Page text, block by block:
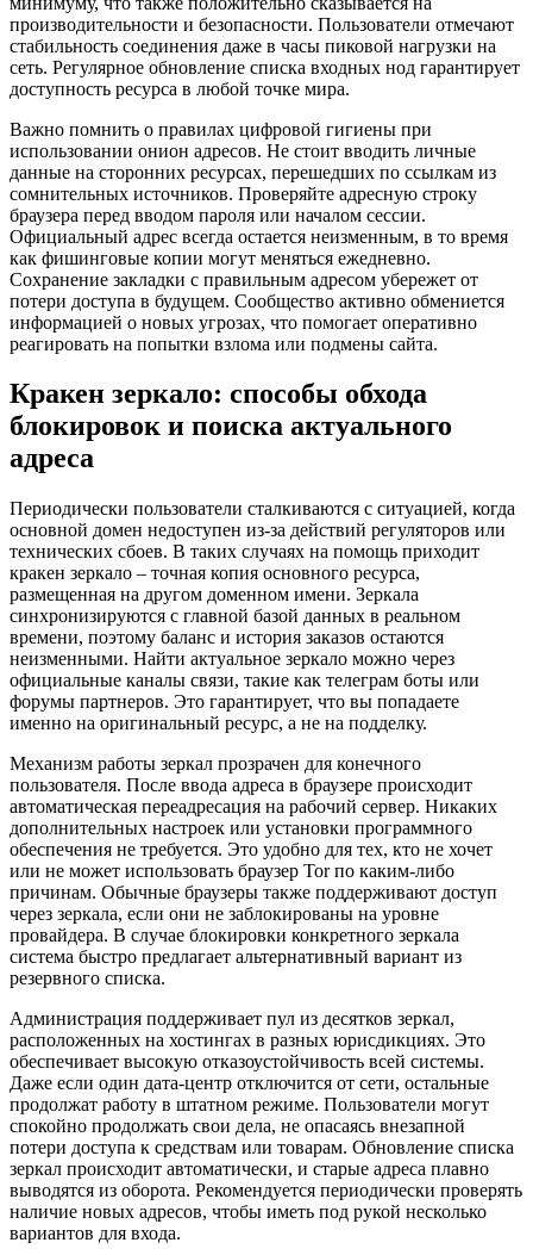
производительности и безопасности. Пользователи отмечают
стабильность соединения даже в часы пиковой нагрузки на
сеть. Регулярное обновление списка входных нод гарантирует
доступность ресурса в любой точке мира.
Важно помнить о правилах цифровой гигиены при
использовании онион адресов. Не стоит вводить личные
данные на сторонних ресурсах, перешедших по ссылкам из
сомнительных источников. Проверяйте адресную строку
браузера перед вводом пароля или началом сессии.
Официальный адрес всегда остается неизменным, в то время
как фишинговые копии могут меняться ежедневно.
Сохранение закладки с правильным адресом убережет от
потери доступа в будущем. Сообщество активно обмениется
информацией о новых угрозах, что помогает оперативно
реагировать на попытки взлома или подмены сайта.
Кракен зеркало: способы обхода
блокировок и поиска актуального
адреса
Периодически пользователи сталкиваются с ситуацией, когда
основной домен недоступен из-за действий регуляторов или
технических сбоев. В таких случаях на помощь приходит
кракен зеркало – точная копия основного ресурса,
размещенная на другом доменном имени. Зеркала
синхронизируются с главной базой данных в реальном
времени, поэтому баланс и история заказов остаются
неизменными. Найти актуальное зеркало можно через
официальные каналы связи, такие как телеграм боты или
форумы партнеров. Это гарантирует, что вы попадаете
именно на оригинальный ресурс, а не на подделку.
Механизм работы зеркал прозрачен для конечного
пользователя. После ввода адреса в браузере происходит
автоматическая переадресация на рабочий сервер. Никаких
дополнительных настроек или установки программного
обеспечения не требуется. Это удобно для тех, кто не хочет
или не может использовать браузер Tor по каким-либо
причинам. Обычные браузеры также поддерживают доступ
через зеркала, если они не заблокированы на уровне
провайдера. В случае блокировки конкретного зеркала
система быстро предлагает альтернативный вариант из
резервного списка.
Администрация поддерживает пул из десятков зеркал,
расположенных на хостингах в разных юрисдикциях. Это
обеспечивает высокую отказоустойчивость всей системы.
Даже если один дата-центр отключится от сети, остальные
продолжат работу в штатном режиме. Пользователи могут
спокойно продолжать свои дела, не опасаясь внезапной
потери доступа к средствам или товарам. Обновление списка
зеркал происходит автоматически, и старые адреса плавно
выводятся из оборота. Рекомендуется периодически проверять
наличие новых адресов, чтобы иметь под рукой несколько
вариантов для входа.